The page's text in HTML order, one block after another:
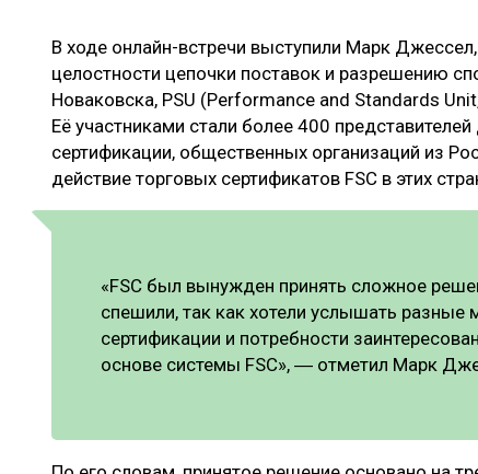
ЛОГИСТИКА
ПРОИЗВОДСТВО ДРЕВЕСНЫХ ПЛИТ
ЦБП
В ходе онлайн-встречи выступили Марк
целостности цепочки поставок и разрешению
Новаковска, PSU (Performance and Standards
Её участниками стали более 400
сертификации, общественных организаций из
действие торговых сертификатов FSC в этих
«FSC был вынужден принять сложное
спешили, так как хотели услышать разные
сертификации и потребности
основе системы FSC», ― отметил Марк